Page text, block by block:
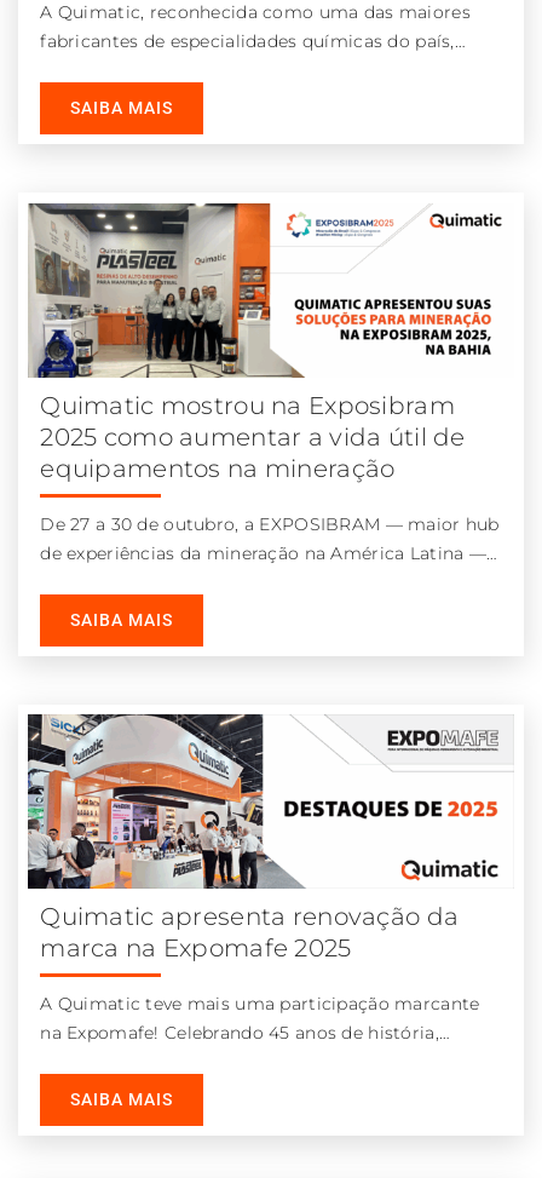
A Quimatic, reconhecida como uma das maiores
fabricantes de especialidades químicas do país,
robusto
SAIBA MAIS
Quimatic mostrou na Exposibram
2025 como aumentar a vida útil de
equipamentos na mineração
De 27 a 30 de outubro, a EXPOSIBRAM — maior hub
de experiências da mineração na América Latina —
SAIBA MAIS
Quimatic apresenta renovação da
marca na Expomafe 2025
A Quimatic teve mais uma participação marcante
na Expomafe! Celebrando 45 anos de história,
SAIBA MAIS